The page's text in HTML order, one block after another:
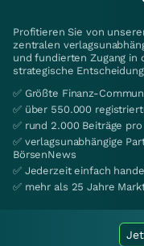
Profitieren Sie von
zentralen
und fundierten Zugang
strategische
✅ Größte Finanz-
✅ über 550.000
✅ rund 2.000 Beiträge pro
✅ verlagsunabhängige
BörsenNews
✅ Jederzeit einfach
✅ mehr als 25 Jahre